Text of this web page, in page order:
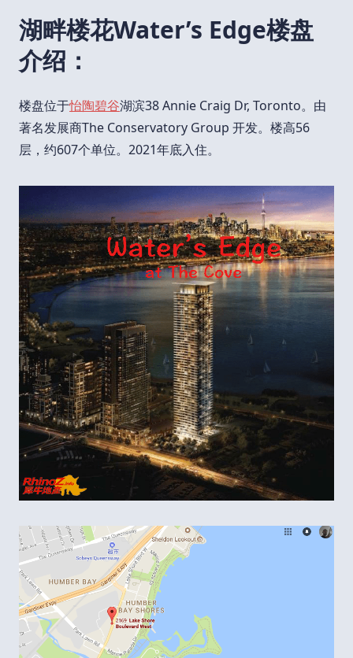
湖畔楼花Water’s Edge楼盘
介绍：
楼盘位于怡陶碧谷湖滨38 Annie Craig Dr, Toronto。由
著名发展商The Conservatory Group 开发。楼高56
层，约607个单位。2021年底入住。